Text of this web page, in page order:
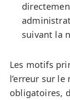
suivant la
Les motifs
l’erreur sur
obligatoires,